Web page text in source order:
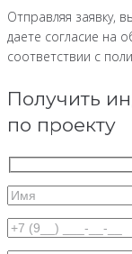
Отправляя заявку,
даете согласие на
соответствии с
Получить
по проекту